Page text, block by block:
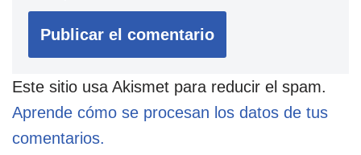
Este sitio usa Akismet para reducir el spam.
Aprende cómo se procesan los datos de tus
comentarios.